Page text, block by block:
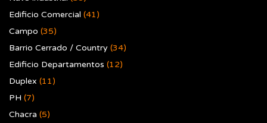
Edificio Comercial (41)
Campo (35)
Barrio Cerrado / Country (34)
Edificio Departamentos (12)
Duplex (11)
PH (7)
Chacra (5)